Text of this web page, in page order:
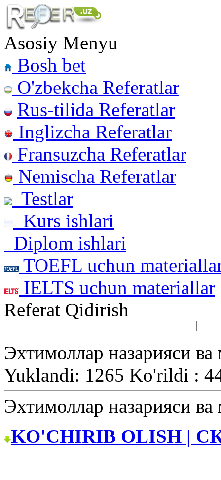
Asosiy Menyu
Bosh bet
O'zbekcha Referatlar
Rus-tilida Referatlar
Inglizcha Referatlar
Fransuzcha Referatlar
Nemischa Referatlar
Testlar
Kurs ishlari
Diplom ishlari
TOEFL uchun
IELTS uchun materiallar
Referat Qidirish
Эхтимоллар назарияси ва
Yuklandi: 1265 Ko'rildi :
Эхтимоллар назарияси ва
KO'CHIRIB OLISH |